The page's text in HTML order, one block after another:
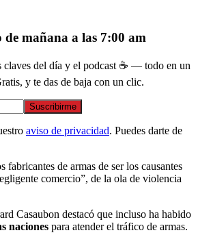
de mañana a las 7:00 am
claves del día y el podcast ☕ — todo en un
y te das de baja con un clic.
Suscribirme
aviso de privacidad. Puedes darte de
fabricantes de armas de ser los causantes
comercio”, de la ola de violencia
Casaubon destacó que incluso ha habido
naciones para atender el tráfico de armas.